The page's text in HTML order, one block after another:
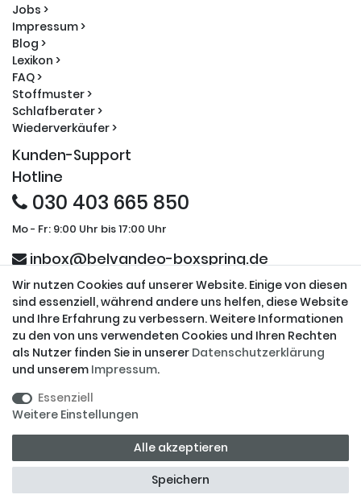
Jobs >
Impressum >
Blog >
Lexikon >
FAQ >
Stoffmuster >
Schlafberater >
Wiederverkäufer >
Kunden-Support
Hotline
030 403 665 850
Mo - Fr: 9:00 Uhr bis 17:00 Uhr
inbox@belvandeo-boxspring.de
Sicherheit und Partner
Datensicherheit
Verbindung übertragen.
© Copyright 2026 BELVANDEO Sleeping Systems UG | Alle Rechte
vorbehalten.
Wir nutzen Cookies auf unserer Website. Einige von diesen
sind essenziell, während andere uns helfen, diese Website
und Ihre Erfahrung zu verbessern. Weitere Informationen
zu den von uns verwendeten Cookies und Ihren Rechten
als Nutzer finden Sie in unserer Daten­schutz­erklärung
und unserem Impressum.
Essenziell
Weitere Einstellungen
Alle akzeptieren
Speichern